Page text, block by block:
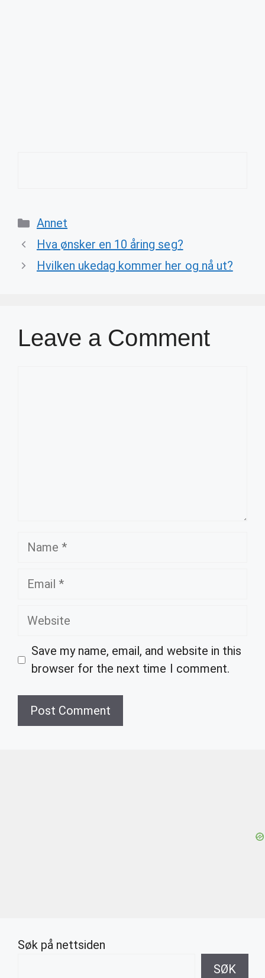
Categories
Annet
Hva ønsker en 10 åring seg?
Hvilken ukedag kommer her og nå ut?
Leave a Comment
Name
Email
Website
Save my name, email, and website in this
browser for the next time I comment.
Søk på nettsiden
SØK